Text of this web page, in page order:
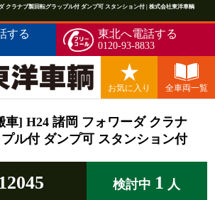
クラナブ製回転グラップル付 ダンプ可 スタンション付 | 株式会社東洋車輌
する 東北へ電話する
0120-93-8833
お気に入り 全車両一覧
車] H24 諸岡 フォワーダ クラナ
ル付 ダンプ可 スタンション付
12045 検討中 1 人